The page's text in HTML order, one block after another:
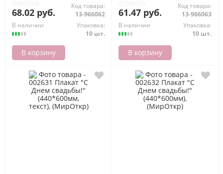
68.02 руб.
Код товара:
13-966062
В наличии
Упаковка:
10 шт.
В корзину
61.47 руб.
Код товара:
13-966063
В наличии
Упаковка:
10 шт.
В корзину